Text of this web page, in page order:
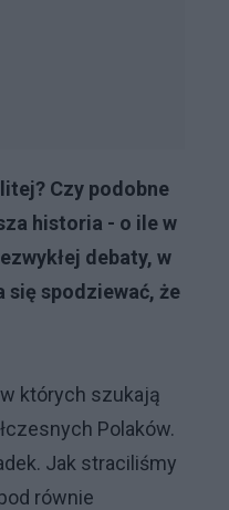
Czy podobne
historia - o ile w
debaty, w
się spodziewać, że
których szukają
Polaków.
Jak straciliśmy
równie